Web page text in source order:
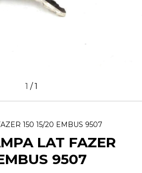
1 /1
150 15/20 EMBUS 9507
LAT FAZER
9507